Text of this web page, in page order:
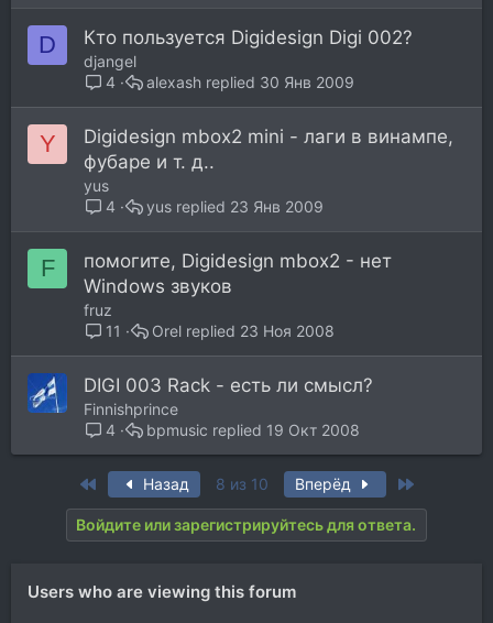
D Кто пользуется Digidesign Digi 002?
djangel
4
30 Янв 2009
alexash
Y
Digidesign mbox2 mini - лаги в винампе,
фубаре и т. д..
yus
4
23 Янв 2009
yus
F
помогите, Digidesign mbox2 - нет
Windows звуков
fruz
11
23 Ноя 2008
Orel
DIGI 003 Rack - есть ли смысл?
Finnishprince
4
19 Окт 2008
bpmusic
First Назад 8 из 10 Вперёд
Войдите или зарегистрируйтесь для ответа.
Users who are viewing this forum